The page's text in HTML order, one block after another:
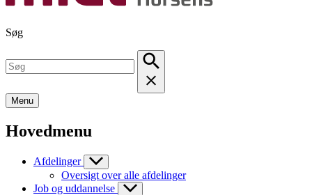
Søg
Menu
Hovedmenu
Afdelinger
Oversigt over alle afdelinger
Job og uddannelse